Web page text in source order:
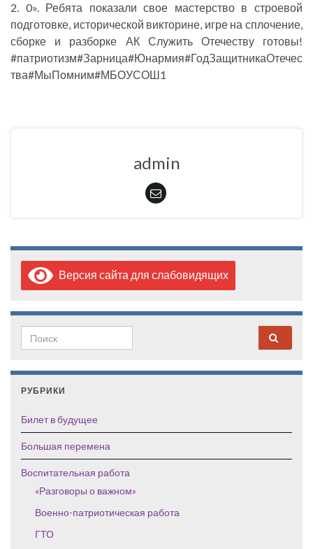
2. 0». Ребята показали свое мастерство в строевой
подготовке, исторической викторине, игре на сплочение,
сборке и разборке АК Служить Отечеству готовы!
#патриотизм#Зарница#Юнармия#ГодЗащитникаОтечес
тва#МыПомним#МБОУСОШ1
admin
Версия сайта для слабовидящих
Search for:
РУБРИКИ
Билет в будущее
Большая перемена
Воспитательная работа
«Разговоры о важном»
Военно-патриотическая работа
ГТО